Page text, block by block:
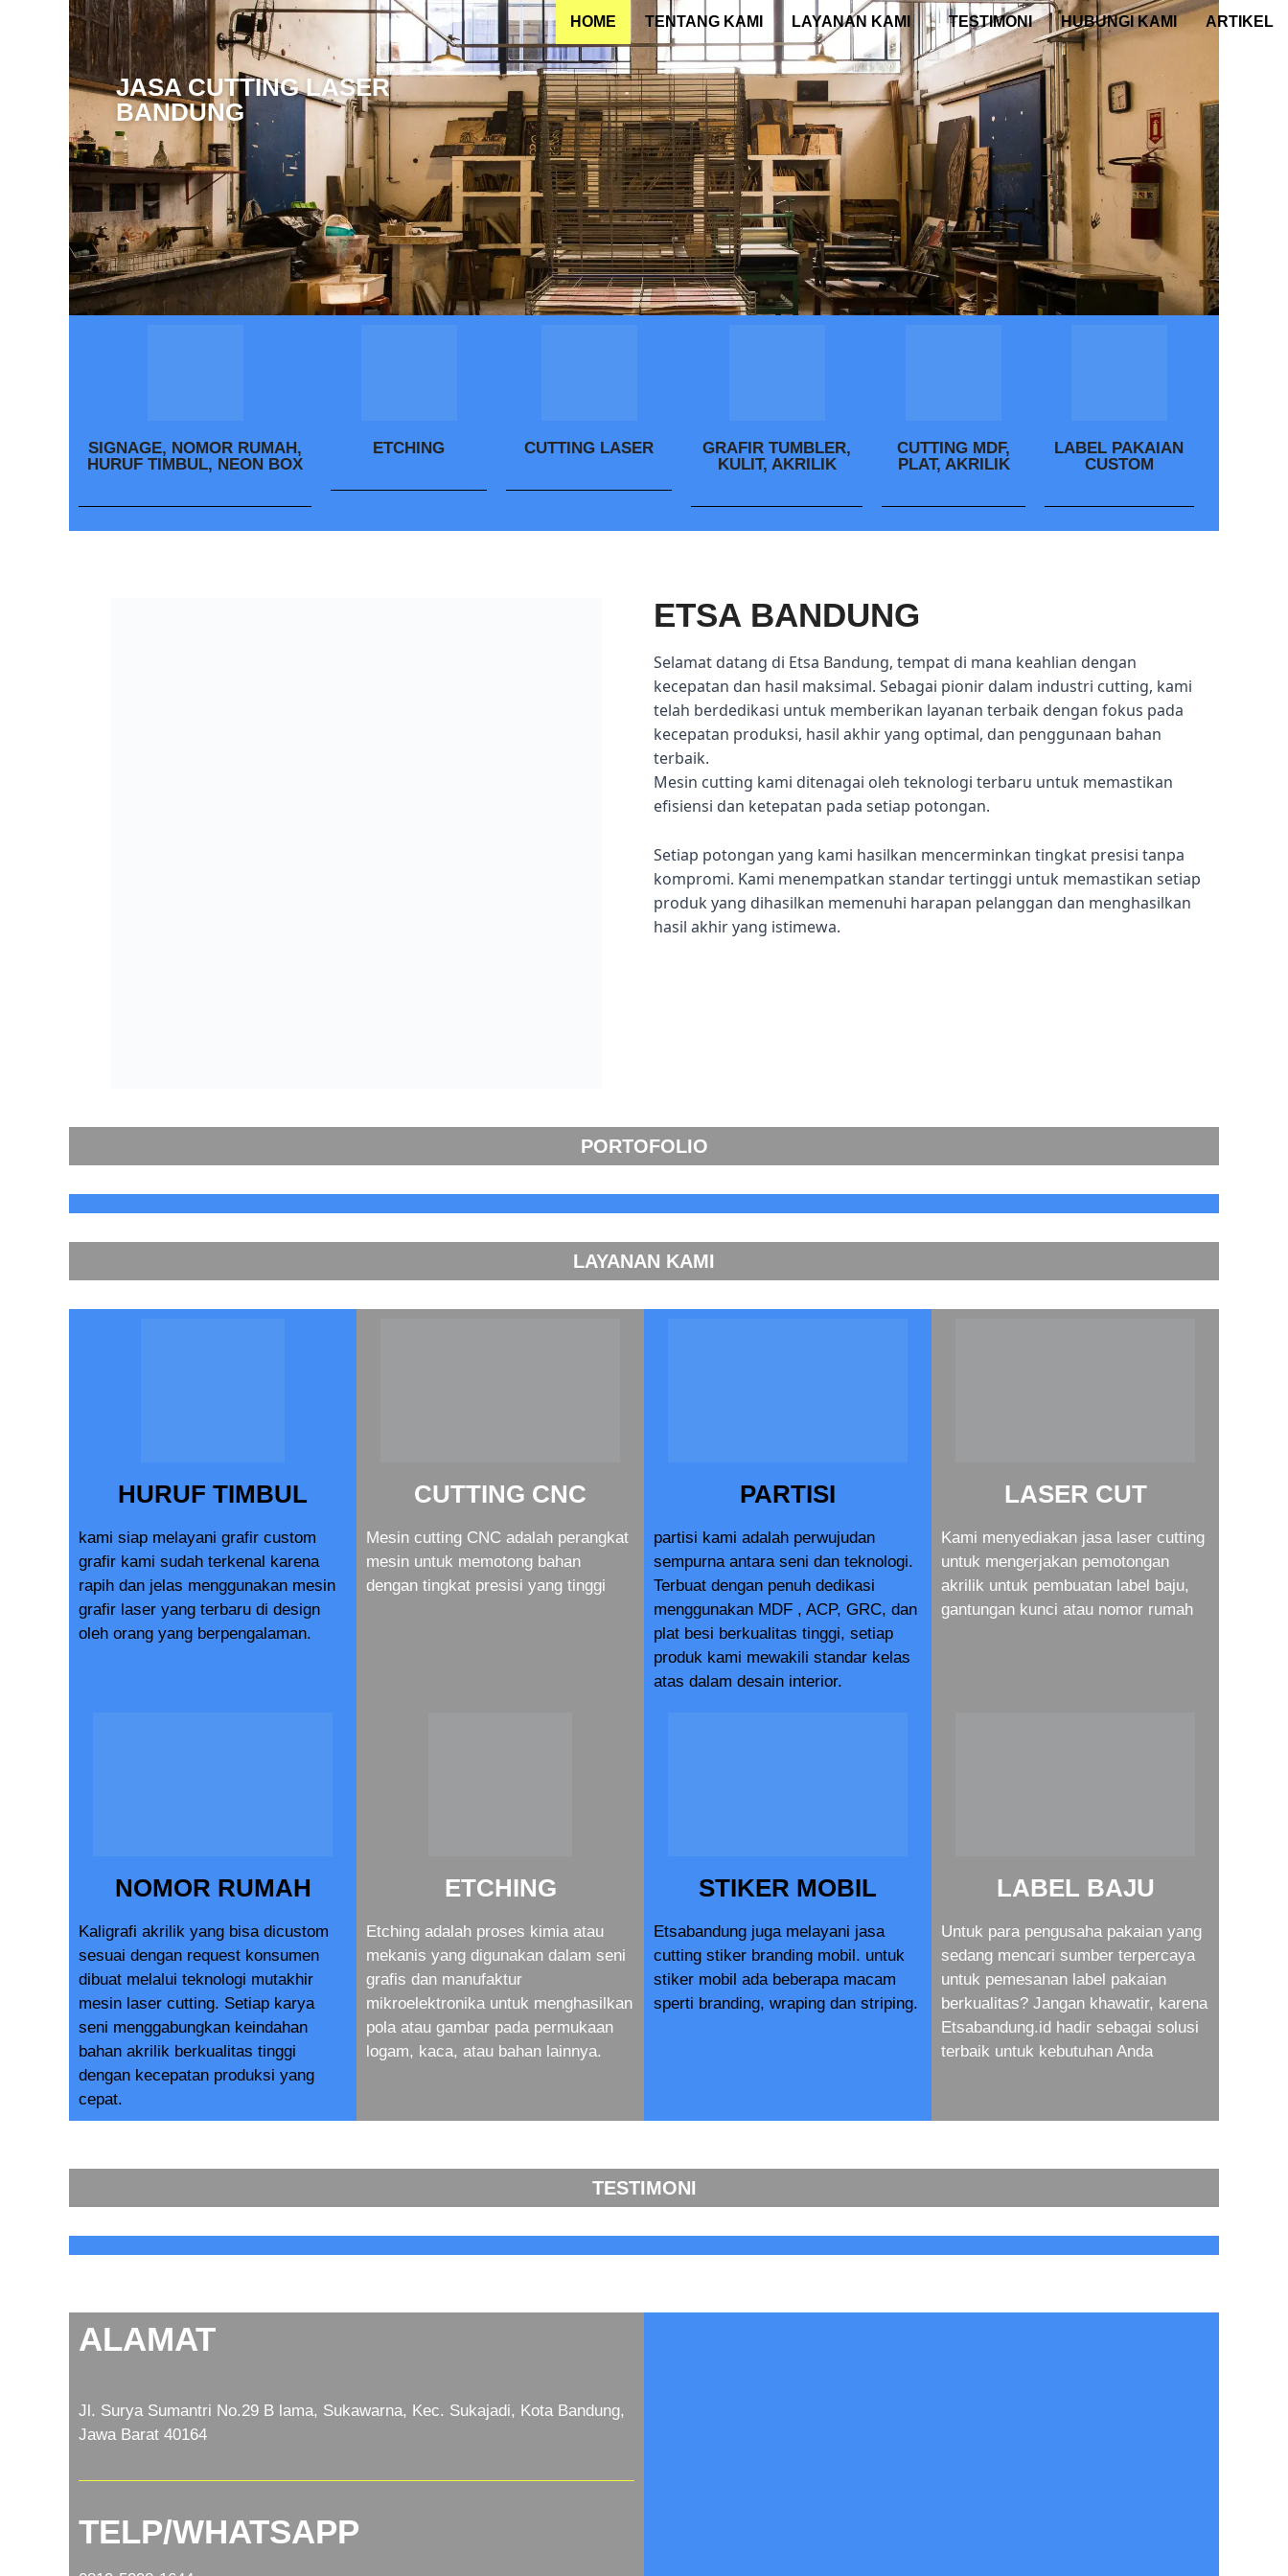
HOME TENTANG KAMI LAYANAN KAMI TESTIMONI HUBUNGI KAMI ARTIKEL
JASA CUTTING LASER
BANDUNG
SIGNAGE, NOMOR RUMAH,
HURUF TIMBUL, NEON BOX
ETCHING CUTTING LASER
GRAFIR TUMBLER,
KULIT, AKRILIK
CUTTING MDF,
PLAT, AKRILIK
LABEL PAKAIAN
CUSTOM
ETSA BANDUNG
Selamat datang di Etsa Bandung, tempat di mana keahlian dengan
kecepatan dan hasil maksimal. Sebagai pionir dalam industri cutting, kami
telah berdedikasi untuk memberikan layanan terbaik dengan fokus pada
kecepatan produksi, hasil akhir yang optimal, dan penggunaan bahan
terbaik.
Mesin cutting kami ditenagai oleh teknologi terbaru untuk memastikan
efisiensi dan ketepatan pada setiap potongan.
Setiap potongan yang kami hasilkan mencerminkan tingkat presisi tanpa
kompromi. Kami menempatkan standar tertinggi untuk memastikan setiap
produk yang dihasilkan memenuhi harapan pelanggan dan menghasilkan
hasil akhir yang istimewa.
PORTOFOLIO
LAYANAN KAMI
HURUF TIMBUL
kami siap melayani grafir custom
grafir kami sudah terkenal karena
rapih dan jelas menggunakan mesin
grafir laser yang terbaru di design
oleh orang yang berpengalaman.
CUTTING CNC
Mesin cutting CNC adalah perangkat
mesin untuk memotong bahan
dengan tingkat presisi yang tinggi
PARTISI
partisi kami adalah perwujudan
sempurna antara seni dan teknologi.
Terbuat dengan penuh dedikasi
menggunakan MDF , ACP, GRC, dan
plat besi berkualitas tinggi, setiap
produk kami mewakili standar kelas
atas dalam desain interior.
LASER CUT
Kami menyediakan jasa laser cutting
untuk mengerjakan pemotongan
akrilik untuk pembuatan label baju,
gantungan kunci atau nomor rumah
NOMOR RUMAH
Kaligrafi akrilik yang bisa dicustom
sesuai dengan request konsumen
dibuat melalui teknologi mutakhir
mesin laser cutting. Setiap karya
seni menggabungkan keindahan
bahan akrilik berkualitas tinggi
dengan kecepatan produksi yang
cepat.
ETCHING
Etching adalah proses kimia atau
mekanis yang digunakan dalam seni
grafis dan manufaktur
mikroelektronika untuk menghasilkan
pola atau gambar pada permukaan
logam, kaca, atau bahan lainnya.
STIKER MOBIL
Etsabandung juga melayani jasa
cutting stiker branding mobil. untuk
stiker mobil ada beberapa macam
sperti branding, wraping dan striping.
LABEL BAJU
Untuk para pengusaha pakaian yang
sedang mencari sumber terpercaya
untuk pemesanan label pakaian
berkualitas? Jangan khawatir, karena
Etsabandung.id hadir sebagai solusi
terbaik untuk kebutuhan Anda
TESTIMONI
ALAMAT
Jl. Surya Sumantri No.29 B lama, Sukawarna, Kec. Sukajadi, Kota Bandung,
Jawa Barat 40164
TELP/WHATSAPP